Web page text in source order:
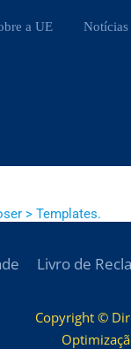
a UE Notícias
> Templates.
Livro de
Copyright ©